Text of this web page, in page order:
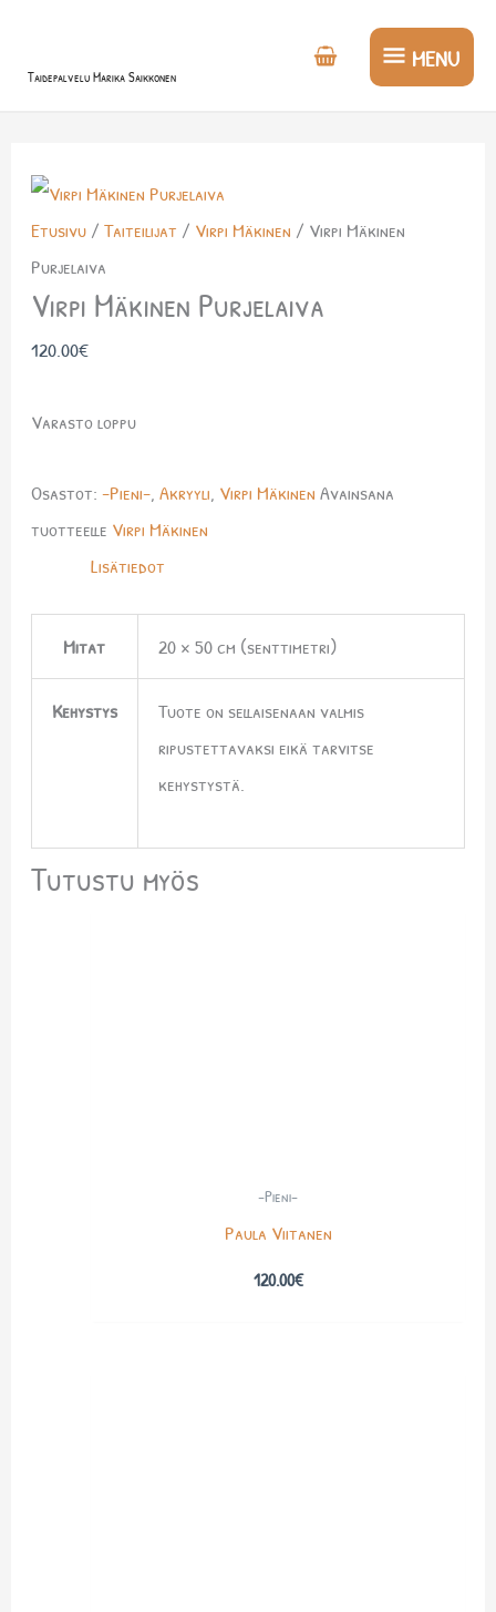
Taidepalvelu Marika Saikkonen
MENU
MENU
Etusivu/ Taiteilijat / Virpi Mäkinen / Virpi Mäkinen
Purjelaiva
Virpi Mäkinen Purjelaiva
120.00€
Varasto loppu
Osastot: -Pieni-, Akryyli, Virpi Mäkinen Avainsana
tuotteelle Virpi Mäkinen
Lisätiedot
Mitat 20 × 50 cm (senttimetri)
Kehystys
Tuote on sellaisenaan valmis
ripustettavaksi eikä tarvitse
kehystystä.
Tutustu myös
-Pieni-
Paula Viitanen
120.00€